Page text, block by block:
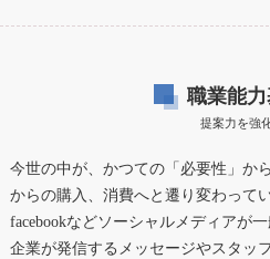
職業能
提案力を強
今世の中が、かつての「必要性」か
からの購入、消費へと遷り変わってい
facebookなどソーシャルメディアが
企業が発信するメッセージやスタッ